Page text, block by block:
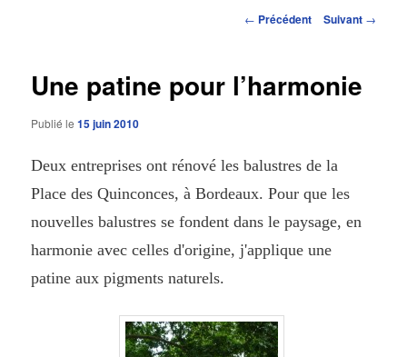
Navigation
← Précédent Suivant →
Une patine pour l’harmonie
Publié le15 juin 2010
Deux entreprises ont rénové les balustres de la
Place des Quinconces, à Bordeaux. Pour que les
nouvelles balustres se fondent dans le paysage, en
harmonie avec celles d'origine, j'applique une
patine aux pigments naturels.